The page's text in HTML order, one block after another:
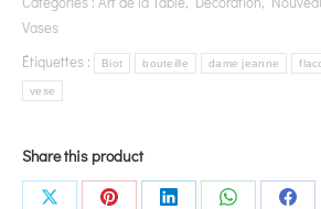
Vases
Étiquettes :
Biot bouteille dame jeanne
vese
Share this product